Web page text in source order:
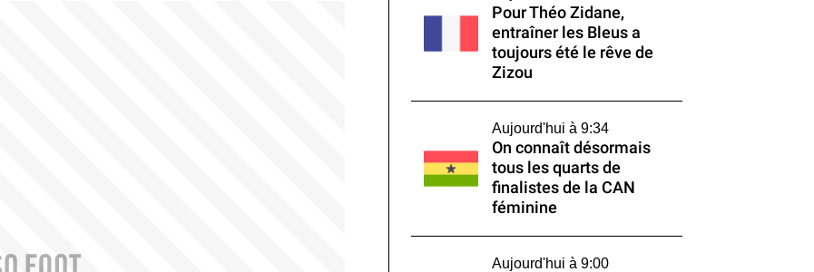
Pour Théo Zidane,
entraîner les Bleus a
toujours été le rêve de
Zizou
Aujourd'hui à 9:34
On connaît désormais
tous les quarts de
finalistes de la CAN
féminine
Aujourd'hui à 9:00